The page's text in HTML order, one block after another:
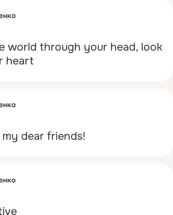
world through your head, look
heart
my dear friends!